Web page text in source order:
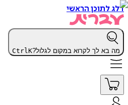
דלג לתוכן הראשי
מה בא לך לקרוא במקום לגלול? CtrlK